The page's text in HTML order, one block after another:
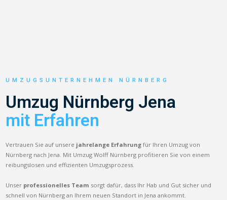
UMZUGSUNTERNEHMEN NÜRNBERG
Umzug Nürnberg Jena
mit Erfahren
Vertrauen Sie auf unsere jahrelange Erfahrung für Ihren Umzug von
Nürnberg nach Jena. Mit Umzug Wolff Nürnberg profitieren Sie von einem
reibungslosen und effizienten Umzugsprozess.
Unser professionelles Team sorgt dafür, dass Ihr Hab und Gut sicher und
schnell von Nürnberg an Ihrem neuen Standort in Jena ankommt.